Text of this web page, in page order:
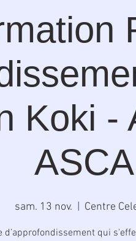
Koki -
ASCA
sam. 13 nov. Centre
d’approfondissement qui